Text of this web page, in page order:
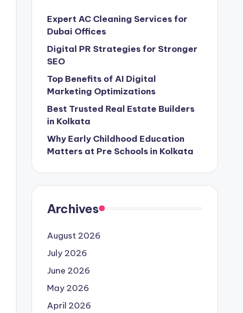
Expert AC Cleaning Services for
Dubai Offices
Digital PR Strategies for Stronger
SEO
Top Benefits of AI Digital
Marketing Optimizations
Best Trusted Real Estate Builders
in Kolkata
Why Early Childhood Education
Matters at Pre Schools in Kolkata
Archives
August 2026
July 2026
June 2026
May 2026
April 2026